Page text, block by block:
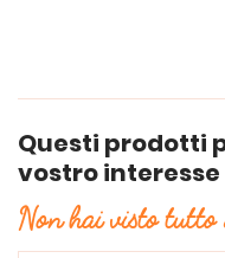
Questi prodotti
vostro interesse
Non hai visto tutto